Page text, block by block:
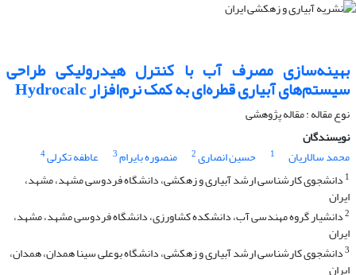
بهینه‌سازی مصرف آب با کنترل هیدرولیکی طراحی
سیستم‌های آبیاری قطره‌ای به کمک نرم‌افزار Hydrocalc
نوع مقاله : مقاله پژوهشی
نویسندگان
محمد سالاریان
1 حسین انصاری2 منصوره بایرام3 عاطفه تکرلی4
1 دانشجوی کارشناسی ارشد آبیاری و زهکشی، دانشگاه فردوسی مشهد، مشهد،
ایران
2دانشیار گروه مهندسی آب، دانشکده کشاورزی، دانشگاه فردوسی مشهد، مشهد،
ایران
3دانشجوی کارشناسی ارشد آبیاری و زهکشی، دانشگاه بوعلی سینا همدان، همدان،
ایران